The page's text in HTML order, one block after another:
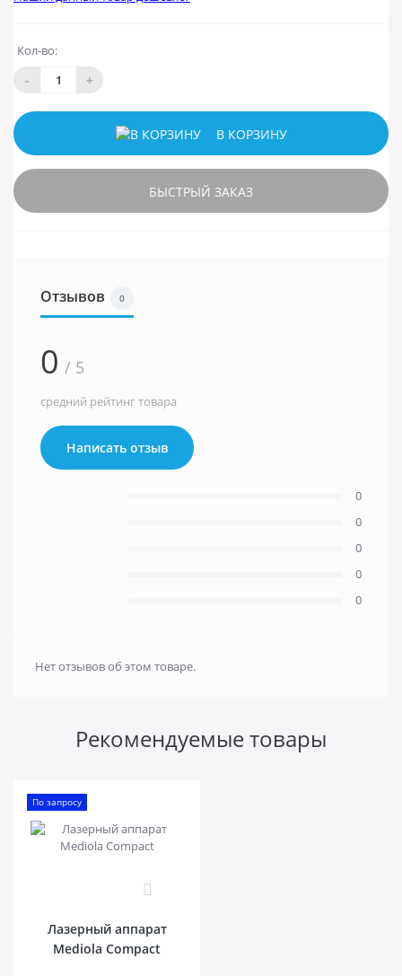
Кол-во:
- +
В КОРЗИНУ
БЫСТРЫЙ ЗАКАЗ
Отзывов 0
0 / 5
средний рейтинг товара
Написать отзыв
0
0
0
0
0
Нет отзывов об этом товаре.
Рекомендуемые товары
По запросу
Лазерный аппарат
Mediola Compact